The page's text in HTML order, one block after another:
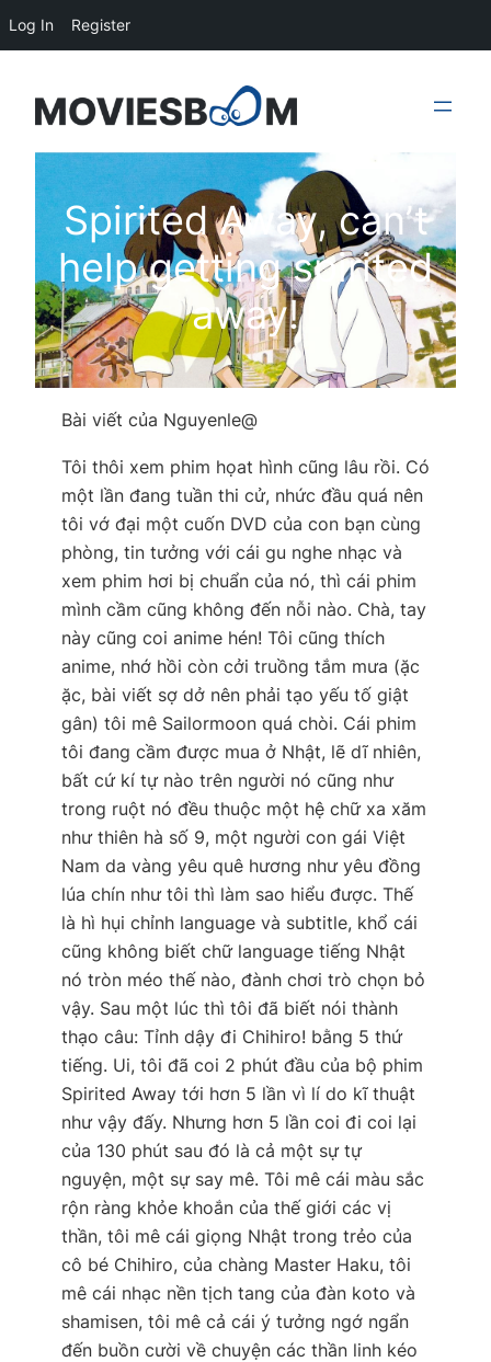
content
Spirited Away, can’t
help getting spirited
away!
Bài viết của Nguyenle@
Tôi thôi xem phim họat hình cũng lâu rồi. Có
một lần đang tuần thi cử, nhức đầu quá nên
tôi vớ đại một cuốn DVD của con bạn cùng
phòng, tin tưởng với cái gu nghe nhạc và
xem phim hơi bị chuẩn của nó, thì cái phim
mình cầm cũng không đến nỗi nào. Chà, tay
này cũng coi anime hén! Tôi cũng thích
anime, nhớ hồi còn cởi truồng tắm mưa (ặc
ặc, bài viết sợ dở nên phải tạo yếu tố giật
gân) tôi mê Sailormoon quá chòi. Cái phim
tôi đang cầm được mua ở Nhật, lẽ dĩ nhiên,
bất cứ kí tự nào trên người nó cũng như
trong ruột nó đều thuộc một hệ chữ xa xăm
như thiên hà số 9, một người con gái Việt
Nam da vàng yêu quê hương như yêu đồng
lúa chín như tôi thì làm sao hiểu được. Thế
là hì hụi chỉnh language và subtitle, khổ cái
cũng không biết chữ language tiếng Nhật
nó tròn méo thế nào, đành chơi trò chọn bỏ
vậy. Sau một lúc thì tôi đã biết nói thành
thạo câu: Tỉnh dậy đi Chihiro! bằng 5 thứ
tiếng. Ui, tôi đã coi 2 phút đầu của bộ phim
Spirited Away tới hơn 5 lần vì lí do kĩ thuật
như vậy đấy. Nhưng hơn 5 lần coi đi coi lại
của 130 phút sau đó là cả một sự tự
nguyện, một sự say mê. Tôi mê cái màu sắc
rộn ràng khỏe khoắn của thế giới các vị
thần, tôi mê cái giọng Nhật trong trẻo của
cô bé Chihiro, của chàng Master Haku, tôi
mê cái nhạc nền tịch tang của đàn koto và
shamisen, tôi mê cả cái ý tưởng ngớ ngẩn
đến buồn cười về chuyện các thần linh kéo
Log In Register